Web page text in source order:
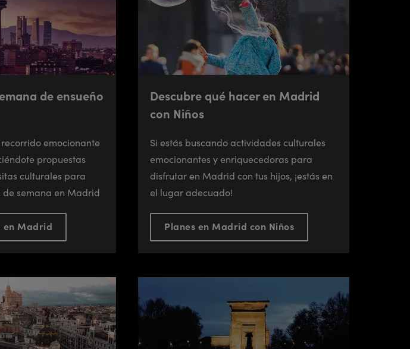
de ensueño
emocionante
propuestas
culturales para
semana en Madrid
en Madrid
Descubre qué hacer en Madrid
con Niños
Si estás buscando actividades culturales
emocionantes y enriquecedoras para
disfrutar en Madrid con tus hijos, ¡estás en
el lugar adecuado!
Planes en Madrid con Niños